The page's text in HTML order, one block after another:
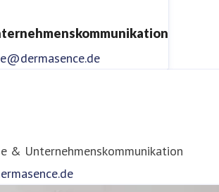
& Unternehmenskommunikation